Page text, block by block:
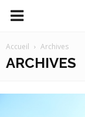
Accueil Archives
ARCHIVES